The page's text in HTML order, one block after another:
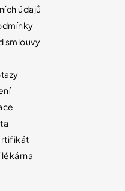
údajů
smlouvy
lékárna